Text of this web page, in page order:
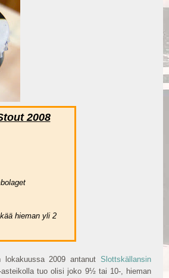
2008
hieman yli 2
2009 antanutSlottskällansin
tuo olisi joko 9½ tai 10-, hieman